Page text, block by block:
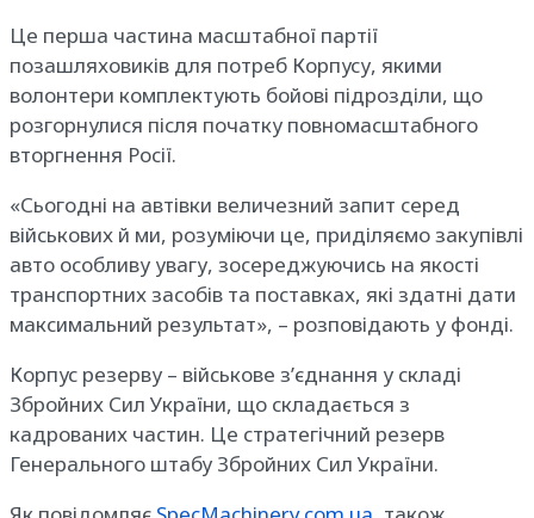
Це перша частина масштабної партії
позашляховиків для потреб Корпусу, якими
волонтери комплектують бойові підрозділи, що
розгорнулися після початку повномасштабного
вторгнення Росії.
«Сьогодні на автівки величезний запит серед
військових й ми, розуміючи це, приділяємо закупівлі
авто особливу увагу, зосереджуючись на якості
транспортних засобів та поставках, які здатні дати
максимальний результат», – розповідають у фонді.
Корпус резерву – військове з’єднання у складі
Збройних Сил України, що складається з
кадрованих частин. Це стратегічний резерв
Генерального штабу Збройних Сил України.